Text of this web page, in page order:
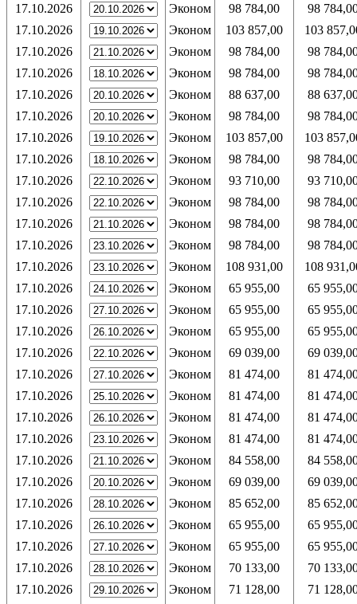
17.10.2026
Эконом 98 784,00
98
17.10.2026
Эконом 103 857,00
103
17.10.2026
Эконом 98 784,00
98
17.10.2026
Эконом 98 784,00
98
17.10.2026
Эконом 88 637,00
88
17.10.2026
Эконом 98 784,00
98
17.10.2026
Эконом 103 857,00
103
17.10.2026
Эконом 98 784,00
98
17.10.2026
Эконом 93 710,00
93
17.10.2026
Эконом 98 784,00
98
17.10.2026
Эконом 98 784,00
98
17.10.2026
Эконом 98 784,00
98
17.10.2026
Эконом 108 931,00
108
17.10.2026
Эконом 65 955,00
65
17.10.2026
Эконом 65 955,00
65
17.10.2026
Эконом 65 955,00
65
17.10.2026
Эконом 69 039,00
69
17.10.2026
Эконом 81 474,00
81
17.10.2026
Эконом 81 474,00
81
17.10.2026
Эконом 81 474,00
81
17.10.2026
Эконом 81 474,00
81
17.10.2026
Эконом 84 558,00
84
17.10.2026
Эконом 69 039,00
69
17.10.2026
Эконом 85 652,00
85
17.10.2026
Эконом 65 955,00
65
17.10.2026
Эконом 65 955,00
65
17.10.2026
Эконом 70 133,00
70
17.10.2026
Эконом 71 128,00
71